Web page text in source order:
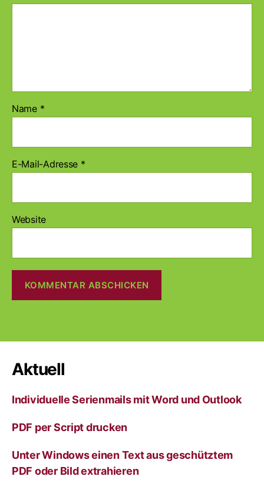
Name *
E-Mail-Adresse *
Website
t
r
n
t
v
Aktuell
Individuelle Serienmails mit Word und Outlook
PDF per Script drucken
Unter Windows einen Text aus geschütztem
PDF oder Bild extrahieren